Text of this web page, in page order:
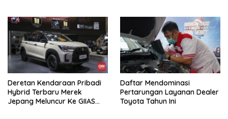
Deretan Kendaraan Pribadi
Hybrid Terbaru Merek
Jepang Meluncur Ke GIIAS
Daftar Mendominasi
Pertarungan Layanan Dealer
Toyota Tahun Ini